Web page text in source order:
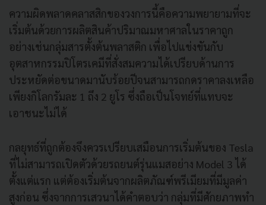
ความผิดพลาดคลาสสิกของวงการนี้คือความพยายามที่จะ
เริ่มต้นด้วยการผลิตสินค้าปริมาณมหาศาลในราคาถูก
อย่างเช่นกลุ่มสารตั้งต้นพลาสติก เพื่อไปแข่งขันกับ
อุตสาหกรรมปิโตรเคมีที่สั่งสมความได้เปรียบด้านการ
ประหยัดต่อขนาดมานับร้อยปีจนสามารถกดราคาลงเหลือ
เพียงกิโลกรัมละ 1 ถึง 2 ยูโร ซึ่งถือเป็นโจทย์ที่แทบจะ
เอาชนะไม่ได้
กลยุทธ์ที่ถูกต้องจึงควรเปรียบเสมือนการเริ่มต้นของ Tesla
ที่ไม่สามารถเปิดตัวด้วยรถยนต์รุ่นแมสอย่าง Model 3 ได้
ตั้งแต่แรก แต่ต้องเริ่มต้นจากผลิตภัณฑ์พรีเมียมที่มีมูลค่า
สูงก่อน ซึ่งจากการเสวนาได้คำตอบว่า กลุ่มที่มีศักยภาพทำ